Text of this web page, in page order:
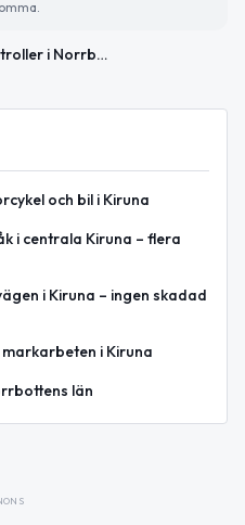
Flera trafikkontroller i Norrbotten – böter för hastighet och narkotikapåverkan
och bil i Kiruna
i centrala Kiruna – flera
i Kiruna – ingen skadad
i Kiruna
län